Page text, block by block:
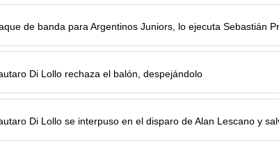
de banda para Argentinos Juniors, lo ejecuta Sebastián
Di Lollo rechaza el balón, despejándolo
Di Lollo se interpuso en el disparo de Alan Lescano y